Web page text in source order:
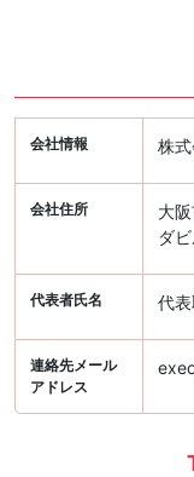
会社情報 株
会社住所
大
ダ
代表者氏名 代
連絡先メール
アドレス